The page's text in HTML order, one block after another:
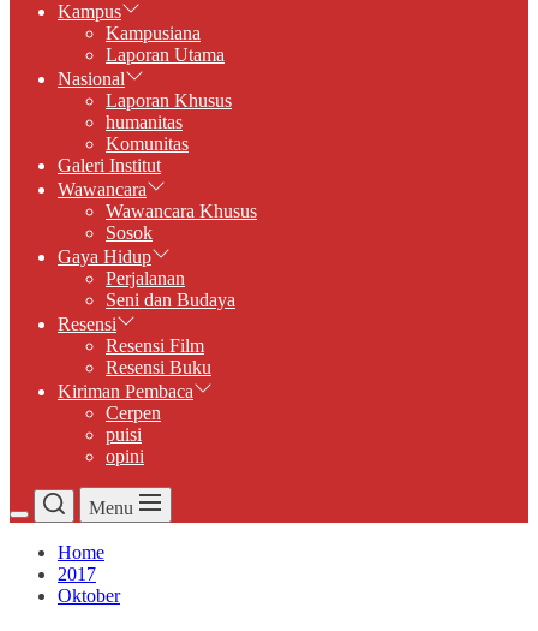
Kampus
Kampusiana
Laporan Utama
Nasional
Laporan Khusus
humanitas
Komunitas
Galeri Institut
Wawancara
Wawancara Khusus
Sosok
Gaya Hidup
Perjalanan
Seni dan Budaya
Resensi
Resensi Film
Resensi Buku
Kiriman Pembaca
Cerpen
puisi
opini
Menu
Home
2017
Oktober